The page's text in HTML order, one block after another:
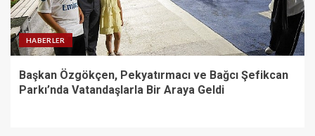
HABERLER
Başkan Özgökçen, Pekyatırmacı ve Bağcı Şefikcan
Parkı’nda Vatandaşlarla Bir Araya Geldi